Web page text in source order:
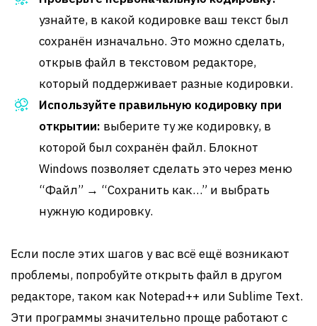
узнайте, в какой кодировке ваш текст был
сохранён изначально. Это можно сделать,
открыв файл в текстовом редакторе,
который поддерживает разные кодировки.
Используйте правильную кодировку при
открытии: выберите ту же кодировку, в
которой был сохранён файл. Блокнот
Windows позволяет сделать это через меню
“Файл” → “Сохранить как…” и выбрать
нужную кодировку.
Если после этих шагов у вас всё ещё возникают
проблемы, попробуйте открыть файл в другом
редакторе, таком как Notepad++ или Sublime Text.
Эти программы значительно проще работают с